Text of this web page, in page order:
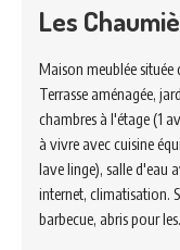
Les
Maison meublée
Terrasse aménagée,
chambres à l'étage (1
à vivre avec cuisine
lave linge), salle d'eau
internet, climatisation.
barbecue, abris pour